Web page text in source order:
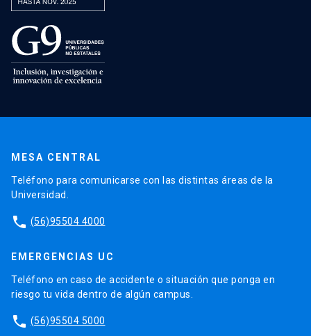
MESA CENTRAL
Teléfono para comunicarse con las distintas áreas de la
Universidad.
phone (56)95504 4000
EMERGENCIAS UC
Teléfono en caso de accidente o situación que ponga en
riesgo tu vida dentro de algún campus.
phone (56)95504 5000